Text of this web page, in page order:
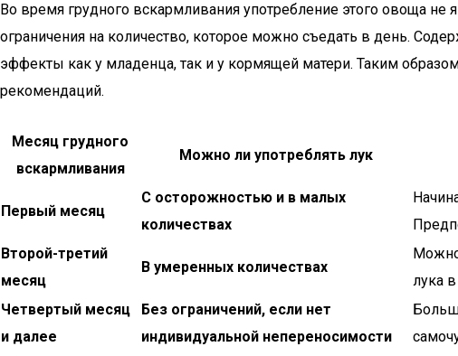
Во время грудного вскармливания употребление этого овоща
ограничения на количество, которое можно съедать в день.
эффекты как у младенца, так и у кормящей матери. Таким
рекомендаций.
Месяц грудного
вскармливания
Можно ли употреблять лук
Первый месяц
С осторожностью и в малых
количествах
Второй-третий
месяц
В умеренных количествах
Можно
лука
Четвертый месяц
и далее
Без ограничений, если нет
индивидуальной непереносимости